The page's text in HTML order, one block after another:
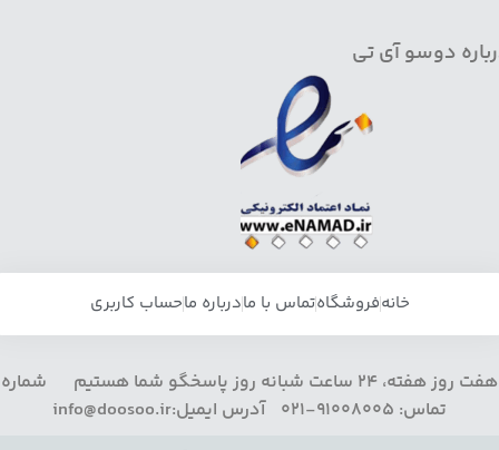
دوسو آی تی
خانهفروشگاهتماس با مادرباره ماحساب کاربری
هفت روز هفته، 24 ساعت شبانه روز پاسخگو شما هستیم شماره
تماس: 91008005-021 آدرس ایمیل:info@doosoo.ir